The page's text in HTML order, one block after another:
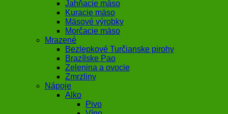
Jahňacie mäso
Kuracie mäso
Mäsové výrobky
Morčacie mäso
Mrazené
Bezlepkové Turčianske pirohy
Brazílske Pao
Zelenina a ovocie
Zmrzliny
Nápoje
Alko
Pivo